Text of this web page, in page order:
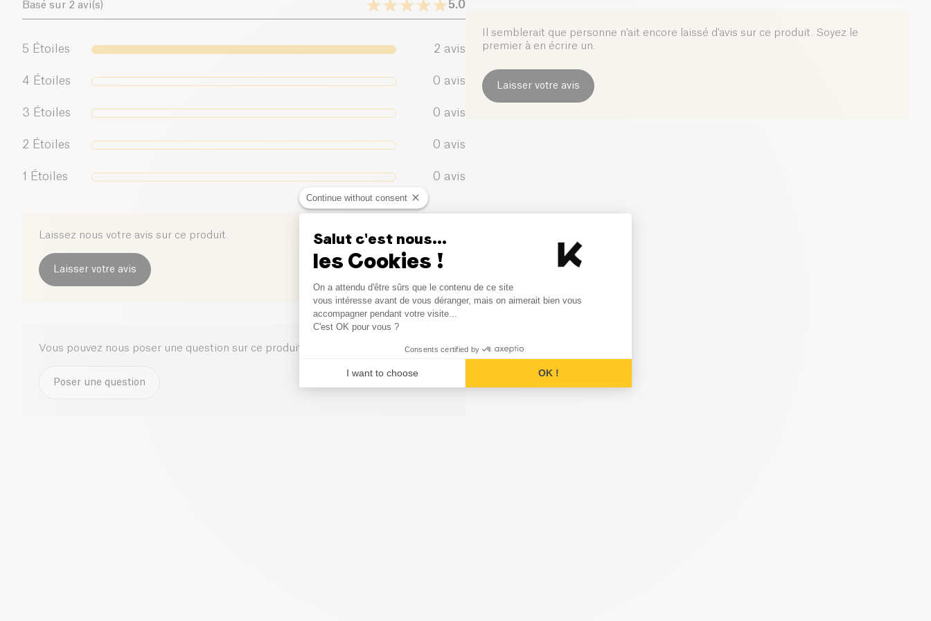
Basé sur 2 avi(s) 5.0
5 Étoiles 2 avis
4 Étoiles 0 avis
3 Étoiles 0 avis
2 Étoiles 0 avis
1 Étoiles 0 avis
Laissez nous votre avis sur ce produit.
Laisser votre avis
Vous pouvez nous poser une question sur ce produit ici
Poser une question
Il semblerait que personne n'ait encore laissé d'avis sur ce produit. Soyez le
premier à en écrire un.
Laisser votre avis
Continue without consent
Salut c'est nous...
les Cookies !
Consent Management Platform: Personalize Your Options
On a attendu d'être sûrs que le contenu de ce site
vous intéresse avant de vous déranger, mais on aimerait bien vous
accompagner pendant votre visite...
C'est OK pour vous ?
Consents certified by
I want to choose OK !
Axeptio consent